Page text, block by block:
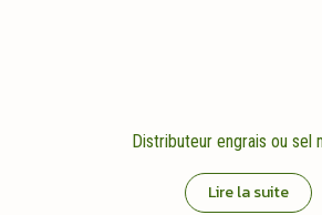
Distributeur engrais ou sel
Lire la suite